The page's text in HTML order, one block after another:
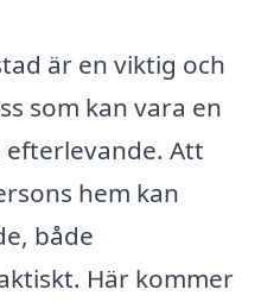
är en viktig och
som kan vara en
Att
hem kan
både
Här kommer